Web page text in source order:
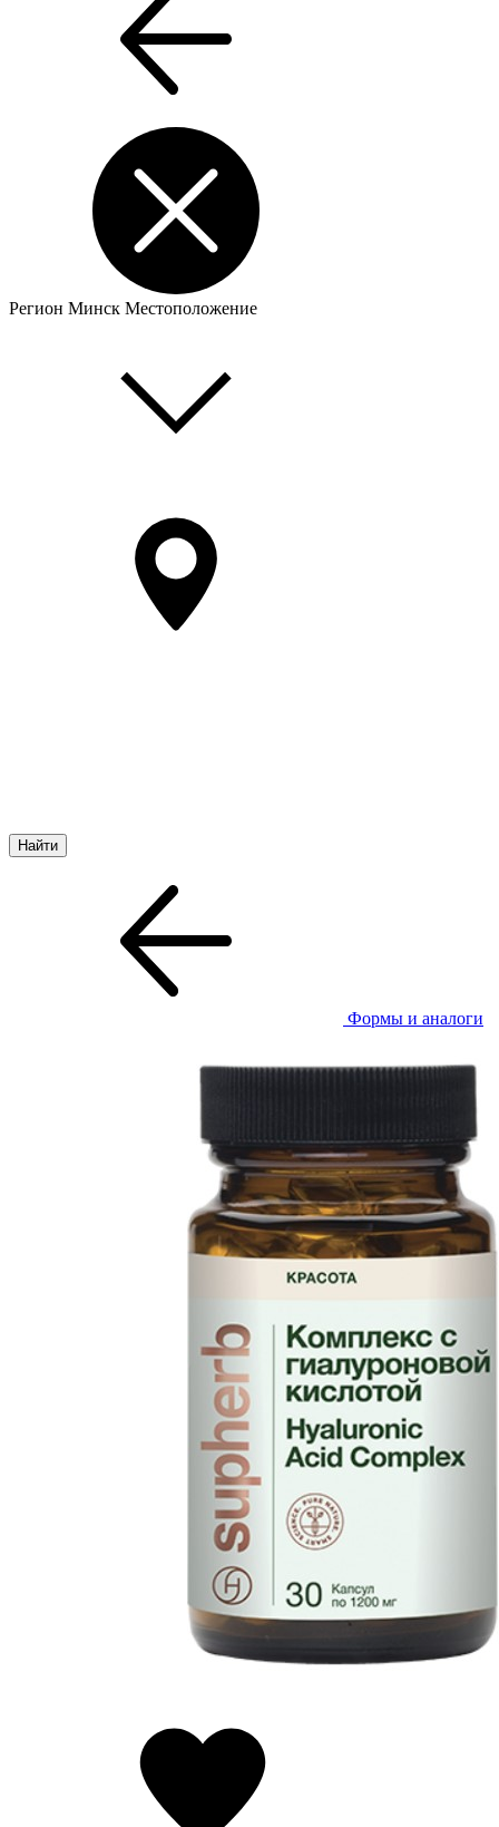
Регион Минск Местоположение
Формы и аналоги